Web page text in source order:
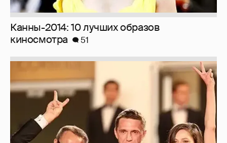
Канны-2014: 10 лучших образов
киносмотра
51